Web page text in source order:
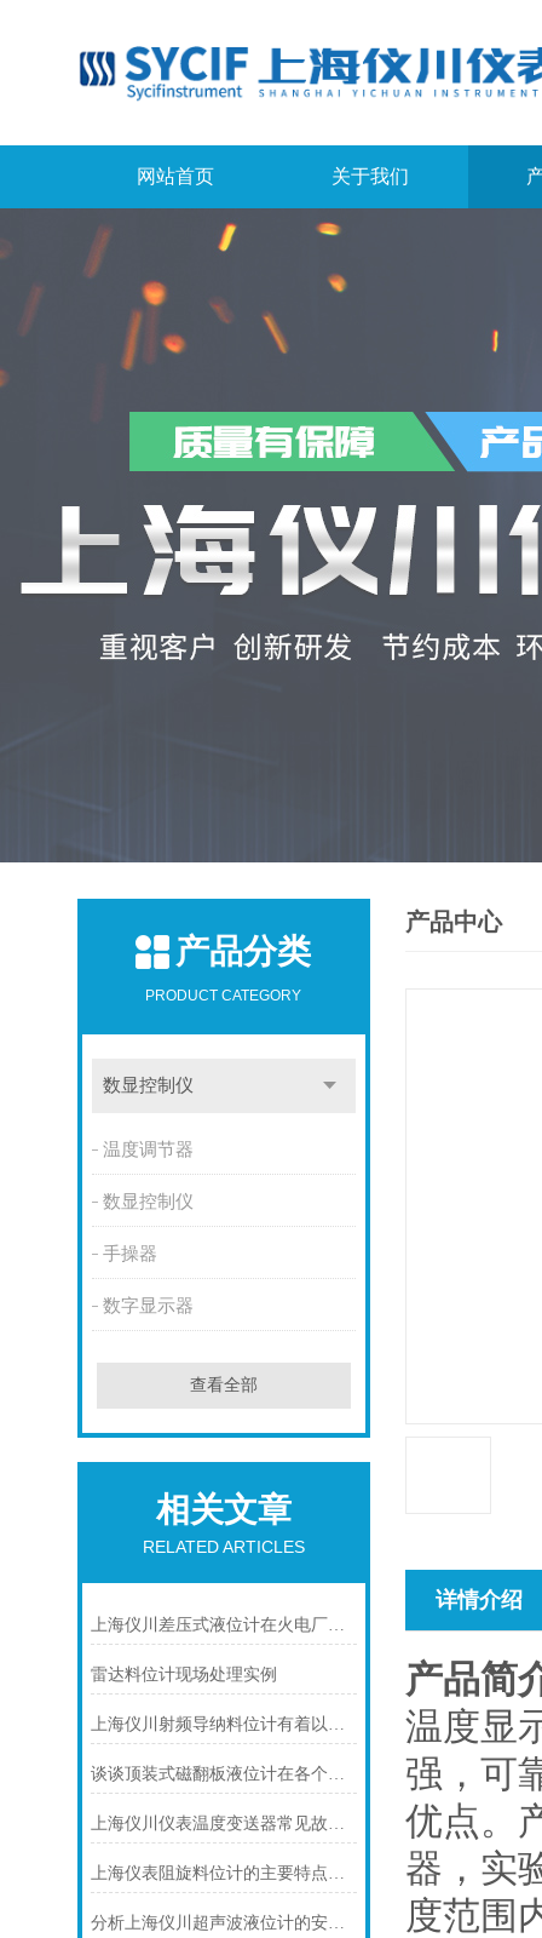
网站首页 关于我们
产品分类
PRODUCT CATEGORY
数显控制仪
温度调节器
数显控制仪
手操器
数字显示器
查看全部
相关文章
RELATED ARTICLES
上海仪川差压式液位计在火电厂脱硫石膏液密度测量的应用
雷达料位计现场处理实例
上海仪川射频导纳料位计有着以下几大技术特点
谈谈顶装式磁翻板液位计在各个方面的注意事项
上海仪川仪表温度变送器常见故障及解决方法
上海仪表阻旋料位计的主要特点可归纳如下
分析上海仪川超声波液位计的安装原理
产品中心
详情介绍
产品简
温度显
强，可
优点。
器，实
度范围